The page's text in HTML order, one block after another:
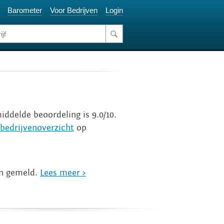
Barometer Voor Bedrijven Login
beoordeling is 9.0/10.
bedrijvenoverzicht op
gemeld. Lees meer >